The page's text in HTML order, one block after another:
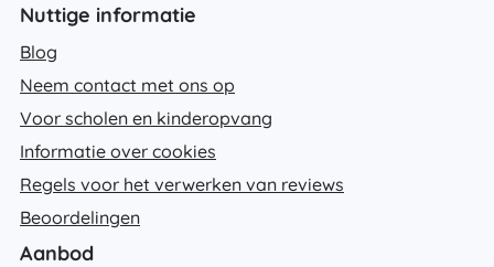
Nuttige informatie
Blog
Neem contact met ons op
Voor scholen en kinderopvang
Informatie over cookies
Regels voor het verwerken van reviews
Beoordelingen
Aanbod